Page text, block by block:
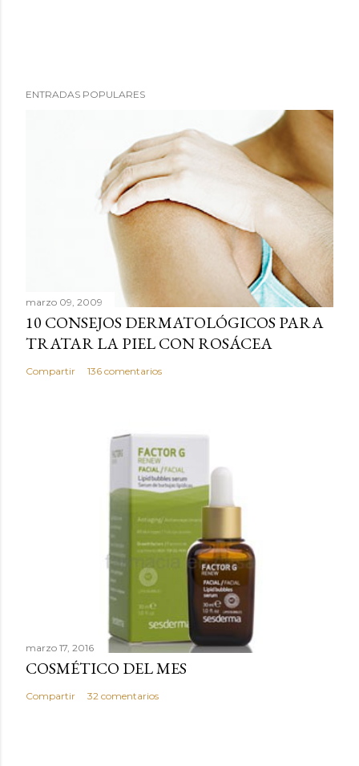
u
o
m
e
n
ENTRADAS POPULARES
marzo 09, 2009
10 CONSEJOS DERMATOLÓGICOS PARA
TRATAR LA PIEL CON ROSÁCEA
Compartir 136 comentarios
marzo 17, 2016
COSMÉTICO DEL MES
Compartir 32 comentarios